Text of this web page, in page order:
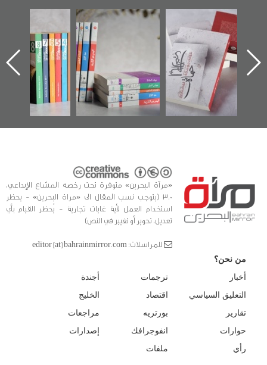
"حماة الباب الأخير":
الإصدار الأول عن
اعتصام الدراز
وأحداث ساحة
الفداء لمركز أوال
للدراسات والتوثيق
تصنيف موضوعي
للوثائق البريطانية
يقدمه «مركز أوال»
في سلسلة من 5
كتب
تصدر حصاد
الساحات 2019
«مرآة البحرين» متوفرة تحت رخصة المشاع الإبداعي،
3.0 (يتوجب نسب المقال الى «مراة البحرين» - يحظر
استخدام العمل لأية غايات تجارية - يُحظر القيام بأي
تعديل، تحوير أو تغيير في النص)
للمراسلات: editor [at] bahrainmirror.com
من نحن؟
أخبار
التعليق السياسي
تقارير
حوارات
رأي
ترجمات
اقتصاد
بورتريه
انفوجرافك
ملفات
أجندة
الخليج
مراجعات
إصدارات